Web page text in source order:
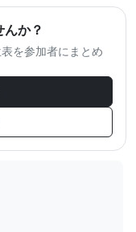
か？
を参加者にまとめ